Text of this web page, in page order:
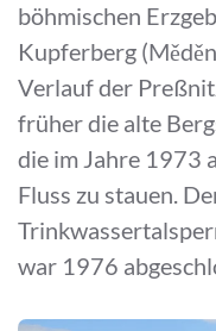
böhmischen
Kupferberg
Verlauf der
früher die alte
die im Jahre 1973
Fluss zu stauen.
war 1976